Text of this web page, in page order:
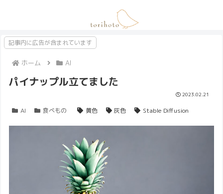
記事内に広告が含まれています
ホーム AI
パイナップル立てました
2023.02.21
AI 食べもの 黄色 灰色 Stable Diffusion